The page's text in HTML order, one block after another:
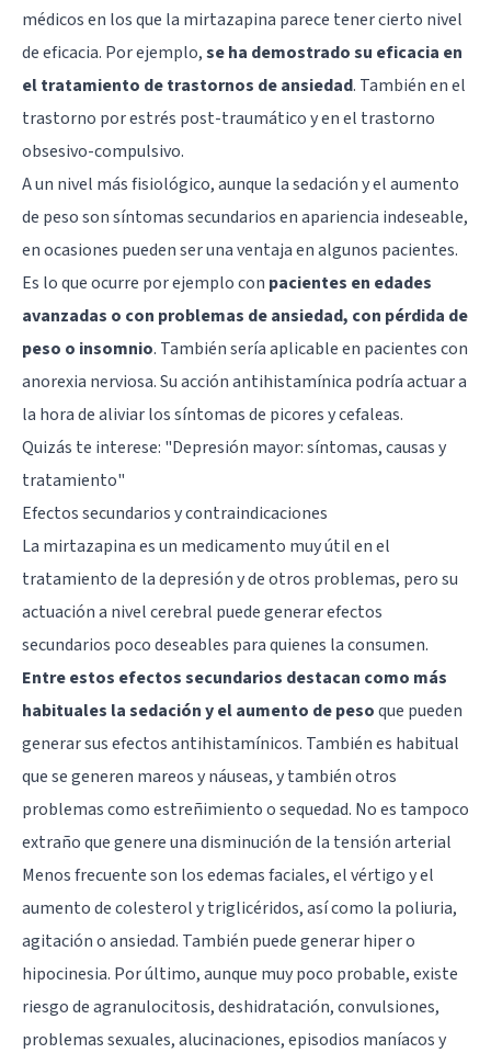
médicos en los que la mirtazapina parece tener cierto nivel
de eficacia. Por ejemplo,se ha demostrado su eficacia en
el tratamiento de trastornos de ansiedad. También en el
trastorno por estrés post-traumático y en el trastorno
obsesivo-compulsivo.
A un nivel más fisiológico, aunque la sedación y el aumento
de peso son síntomas secundarios en apariencia indeseable,
en ocasiones pueden ser una ventaja en algunos pacientes.
Es lo que ocurre por ejemplo con pacientes en edades
avanzadas o con problemas de ansiedad, con pérdida de
peso o insomnio. También sería aplicable en pacientes con
anorexia nerviosa. Su acción antihistamínica podría actuar a
la hora de aliviar los síntomas de picores y cefaleas.
Quizás te interese: "Depresión mayor: síntomas, causas y
tratamiento"
Efectos secundarios y contraindicaciones
La mirtazapina es un medicamento muy útil en el
tratamiento de la depresión y de otros problemas, pero su
actuación a nivel cerebral puede generar efectos
secundarios poco deseables para quienes la consumen.
Entre estos efectos secundarios destacan como más
habituales la sedación y el aumento de pesoque pueden
generar sus efectos antihistamínicos. También es habitual
que se generen mareos y náuseas, y también otros
problemas como estreñimiento o sequedad. No es tampoco
extraño que genere una disminución de la tensión arterial
Menos frecuente son los edemas faciales, el vértigo y el
aumento de colesterol y triglicéridos, así como la poliuria,
agitación o ansiedad. También puede generar hiper o
hipocinesia. Por último, aunque muy poco probable, existe
riesgo de agranulocitosis, deshidratación, convulsiones,
problemas sexuales, alucinaciones, episodios maníacos y